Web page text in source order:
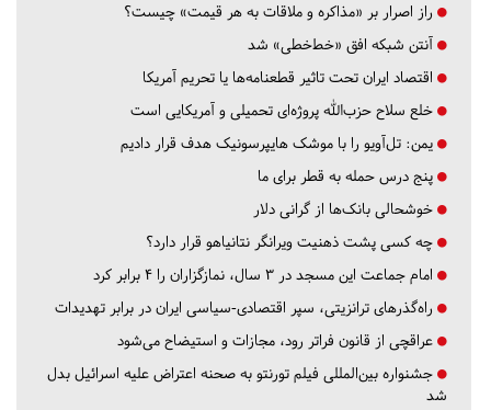
راز اصرار بر «مذاکره و ملاقات به هر قیمت» چیست؟
آنتن شبکه افق «خط‌خطی» شد
اقتصاد ایران تحت تاثیر قطعنامه‌ها یا تحریم‌ آمریکا
خلع سلاح حزب‌الله پروژه‌ای تحمیلی و آمریکایی است
یمن: تل‌آویو را با موشک هایپرسونیک هدف قرار دادیم
پنج درس‌ حمله به قطر برای ما
خوشحالی بانک‌ها از گرانی دلار
چه کسی پشت ذهنیت ویرانگر نتانیاهو قرار دارد؟
امام جماعت این مسجد در ۳ سال، نمازگزاران را ۴ برابر کرد
راه‌گذرهای ترانزیتی، سپر اقتصادی-سیاسی ایران در برابر تهدیدات
عراقچی از قانون فراتر رود، مجازات و استیضاح می‌شود
جشنواره بین‌المللی فیلم تورنتو به صحنه اعتراض علیه اسرائیل بدل
شد